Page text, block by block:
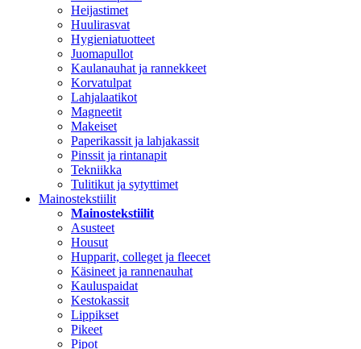
Heijastimet
Huulirasvat
Hygieniatuotteet
Juomapullot
Kaulanauhat ja rannekkeet
Korvatulpat
Lahjalaatikot
Magneetit
Makeiset
Paperikassit ja lahjakassit
Pinssit ja rintanapit
Tekniikka
Tulitikut ja sytyttimet
Mainostekstiilit
Mainostekstiilit
Asusteet
Housut
Hupparit, colleget ja fleecet
Käsineet ja rannenauhat
Kauluspaidat
Kestokassit
Lippikset
Pikeet
Pipot